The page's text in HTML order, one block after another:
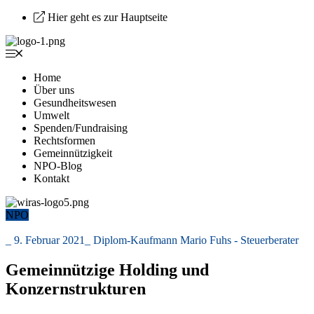
Hier geht es zur Hauptseite
Home
Über uns
Gesundheitswesen
Umwelt
Spenden/Fundraising
Rechtsformen
Gemeinnützigkeit
NPO-Blog
Kontakt
NPO
9. Februar 2021 Diplom-Kaufmann Mario Fuhs - Steuerberater
Gemeinnützige Holding und
Konzernstrukturen